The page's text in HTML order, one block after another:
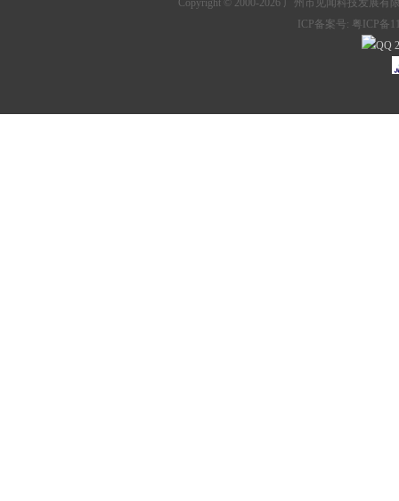
Copyright © 2000-2026 广州市见闻科技发展
ICP备案号: 粤ICP备